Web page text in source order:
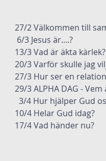
27/2 Välkommen till
6/3 Jesus är....?
13/3 Vad är äkta kärlek?
20/3 Varför skulle jag
27/3 Hur ser en
29/3 ALPHA DAG -
3/4 Hur hjälper Gud
10/4 Helar Gud idag?
17/4 Vad händer nu?